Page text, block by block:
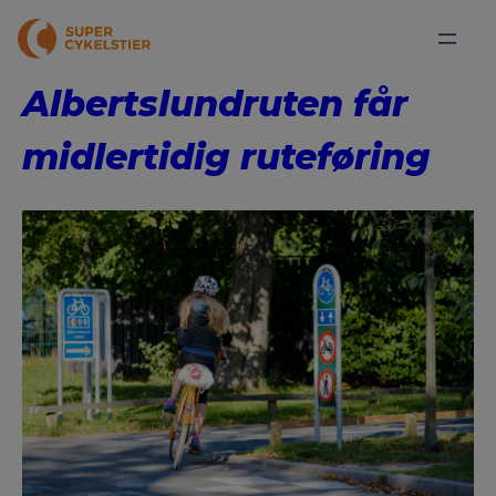
Albertslundruten får
midlertidig ruteføring